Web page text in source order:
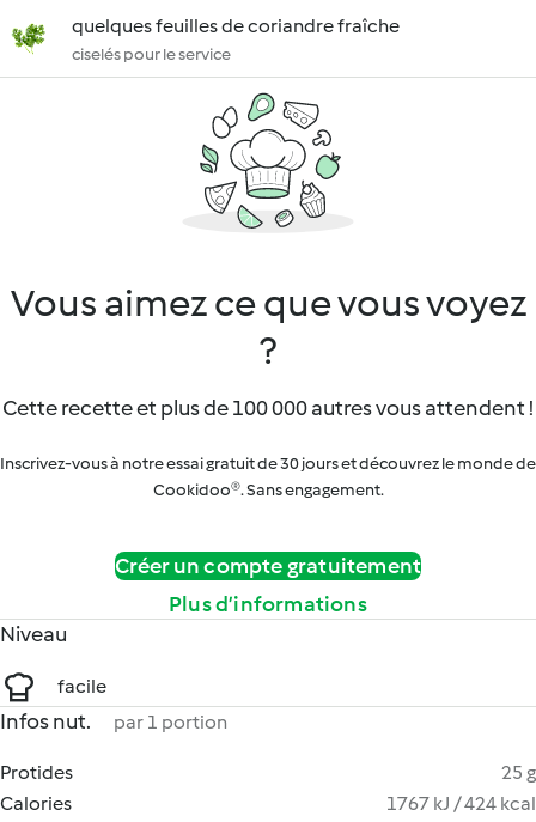
quelques feuilles de coriandre fraîche
ciselés pour le service
Vous aimez ce que vous voyez
?
Cette recette et plus de 100 000 autres vous attendent !
Inscrivez-vous à notre essai gratuit de 30 jours et découvrez le monde de
Cookidoo®. Sans engagement.
Créer un compte gratuitement
Plus d’informations
Niveau
facile
Infos nut. par 1 portion
Protides
25 g
Calories
1767 kJ / 424 kcal